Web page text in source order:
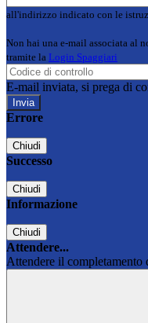
all'indirizzo indicato con le
Non hai una e-mail associata al
tramite la Login Spaggiari
E-mail inviata, si prega di
Errore
Chiudi
Successo
Chiudi
Informazione
Chiudi
Attendere...
Attendere il completamento